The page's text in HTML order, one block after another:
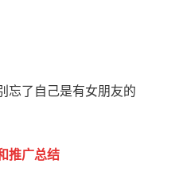
了自己是有女朋友的
推广总结